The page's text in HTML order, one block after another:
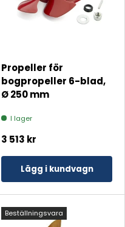
Propeller för
bogpropeller 6-blad,
Ø 250 mm
I lager
3 513 kr
Lägg i kundvagn
Beställningsvara